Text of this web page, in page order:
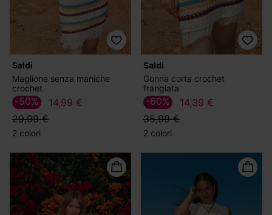
Saldi
Maglione senza maniche
crochet
14,99 €
29,99 €
-50%
2 colori
Saldi
Gonna corta crochet
frangiata
14,39 €
35,99 €
-60%
2 colori